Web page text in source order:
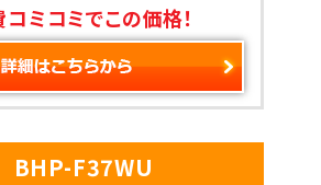
ミコミでこの価格！
F37WU